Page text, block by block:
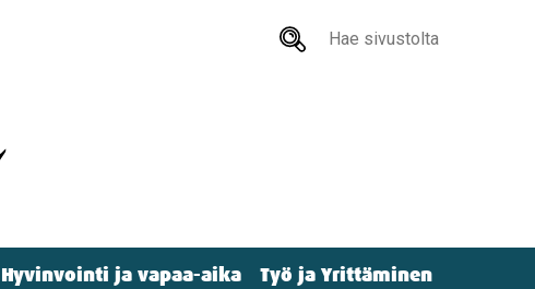
Hae
Hyvinvointi ja vapaa-aika Työ ja Yrittäminen